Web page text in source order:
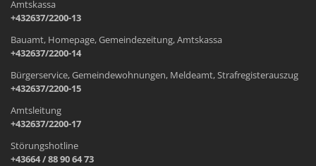
Amtskassa
+432637/2200-13
Bauamt, Homepage, Gemeindezeitung, Amtskassa
+432637/2200-14
Bürgerservice, Gemeindewohnungen, Meldeamt, Strafregisterauszug
+432637/2200-15
Amtsleitung
+432637/2200-17
Störungshotline
+43664 / 88 90 64 73